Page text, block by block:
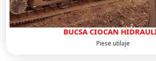
BUCSA CIOCAN
Piese utilaje